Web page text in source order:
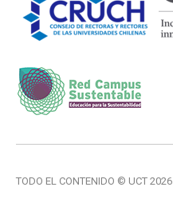
TODO EL CONTENIDO © UCT 2026